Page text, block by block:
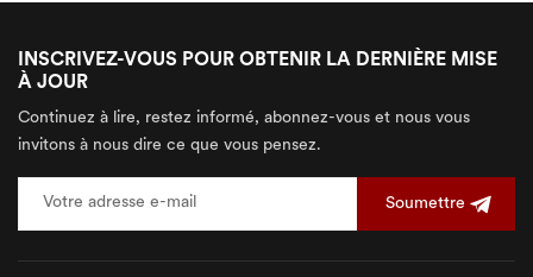
INSCRIVEZ-VOUS POUR OBTENIR LA DERNIÈRE MISE
À JOUR
Continuez à lire, restez informé, abonnez-vous et nous vous
invitons à nous dire ce que vous pensez.
Soumettre